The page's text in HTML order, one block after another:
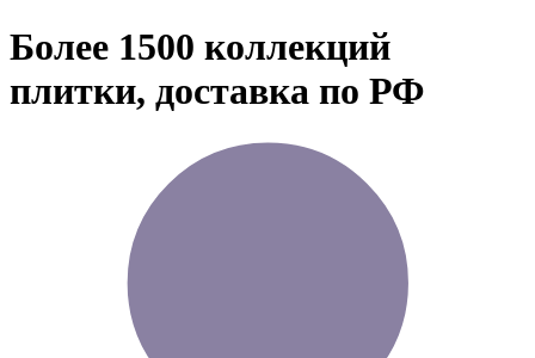
Более 1500 коллекций
плитки, доставка по РФ